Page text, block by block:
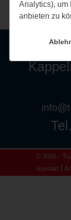
© 2026 -
Kontakt
Analytics), um
anbieten zu